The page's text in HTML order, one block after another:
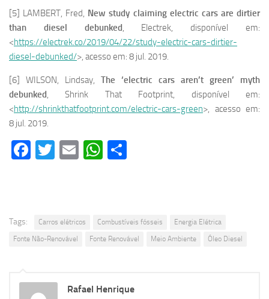
[5] LAMBERT, Fred, New study claiming electric cars are dirtier
than diesel debunked, Electrek, disponível em:
<https://electrek.co/2019/04/22/study-electric-cars-dirtier-
diesel-debunked/>, acesso em: 8 jul. 2019.
[6] WILSON, Lindsay, The ‘electric cars aren’t green’ myth
debunked, Shrink That Footprint, disponível em:
<http://shrinkthatfootprint.com/electric-cars-green>, acesso em:
8 jul. 2019.
Facebook
Twitter
EmailWhatsApp
Tags: Carros elétricos Combustíveis fósseis
Energia Elétrica
Fonte Não-Renovável
Fonte Renovável Meio Ambiente Óleo Diesel
Rafael Henrique